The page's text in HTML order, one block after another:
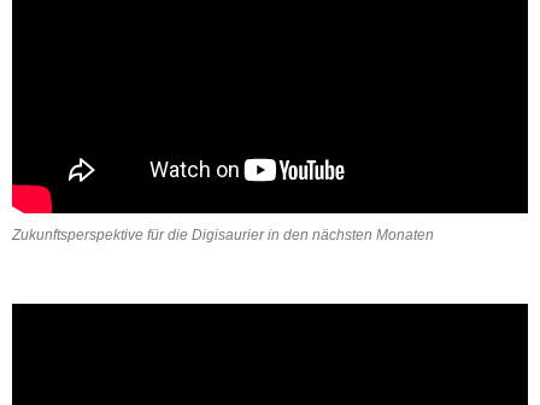
Zukunftsperspektive für die Digisaurier in den nächsten Monaten